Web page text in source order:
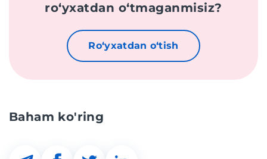
roʻyxatdan oʻtmaganmisiz?
Roʻyxatdan oʻtish
Baham ko'ring